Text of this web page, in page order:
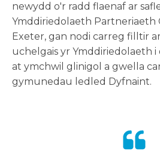
newydd o'r radd flaenaf ar
Ymddiriedolaeth Partneriaeth
Exeter, gan nodi carreg filltir
uchelgais yr Ymddiriedolaeth
at ymchwil glinigol a gwella
gymunedau ledled Dyfnaint.